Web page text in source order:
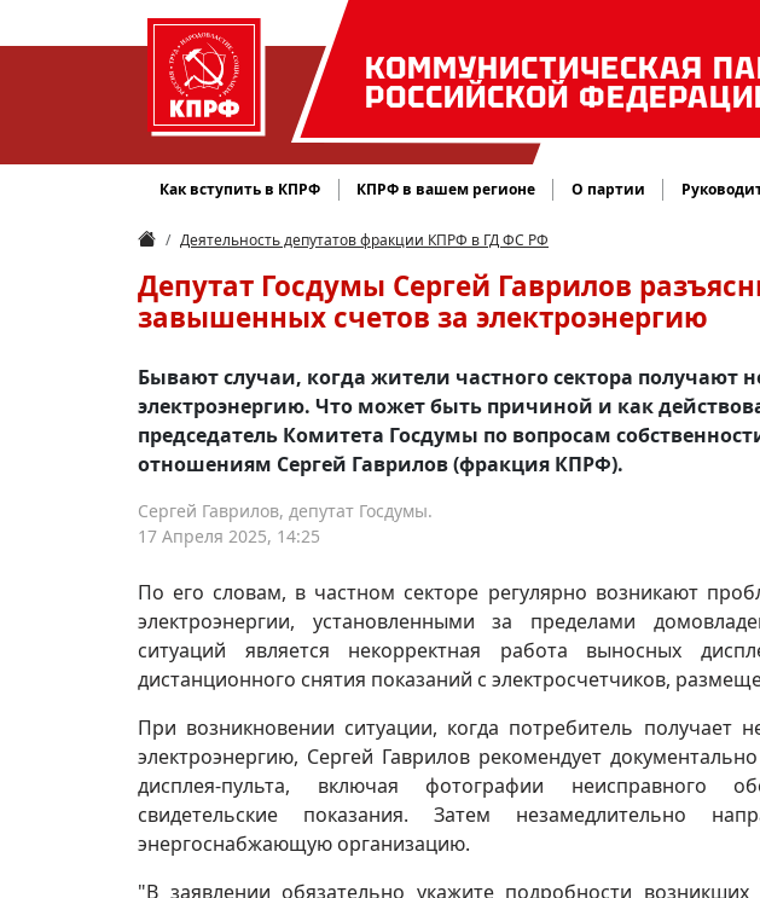
КОММУНИСТИЧЕСКАЯ
РОССИЙСКОЙ
Как вступить в КПРФ КПРФ в вашем регионе О партии
Деятельность депутатов фракции КПРФ в ГД ФС РФ
Депутат Госдумы Сергей Гаврилов
завышенных счетов за электроэнергию
Бывают случаи, когда жители частного сектора получают
электроэнергию. Что может быть причиной и как
председатель Комитета Госдумы по вопросам
отношениям Сергей Гаврилов (фракция КПРФ).
Сергей Гаврилов, депутат Госдумы.
17 Апреля 2025, 14:25
По его словам, в частном секторе регулярно возникают
электроэнергии, установленными за пределами
ситуаций является некорректная работа выносных
дистанционного снятия показаний с электросчетчиков,
При возникновении ситуации, когда потребитель получает
электроэнергию, Сергей Гаврилов рекомендует
дисплея-пульта, включая фотографии неисправного
свидетельские показания. Затем незамедлительно
энергоснабжающую организацию.
"В заявлении обязательно укажите подробности